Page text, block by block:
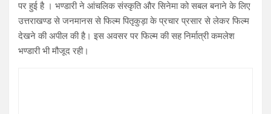
पर हुई है । भण्डारी ने आंचलिक संस्कृति और सिनेमा को सबल बनाने के लिए
उत्तराखण्ड से जनमानस से फिल्म पितृकुड़ा के प्रचार प्रसार से लेकर फिल्म
देखने की अपील की है। इस अवसर पर फिल्म की सह निर्मात्री कमलेश
भण्डारी भी मौजूद रही।